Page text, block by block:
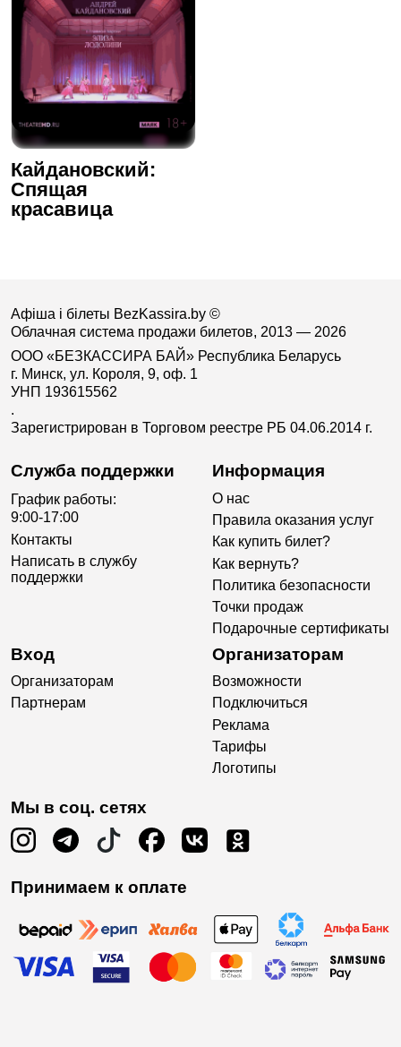
Кайдановский:
Спящая
красавица
Афіша і білеты BezKassira.by ©
Облачная система продажи билетов, 2013 — 2026
ООО «БЕЗКАССИРА БАЙ» Республика Беларусь
г. Минск, ул. Короля, 9, оф. 1
УНП 193615562
.
Зарегистрирован в Торговом реестре РБ 04.06.2014 г.
Служба поддержки
График работы:
9:00-17:00
Контакты
Написать в службу
поддержки
Информация
О нас
Правила оказания услуг
Как купить билет?
Как вернуть?
Политика безопасности
Точки продаж
Подарочные сертификаты
Вход
Организаторам
Партнерам
Организаторам
Возможности
Подключиться
Реклама
Тарифы
Логотипы
Мы в соц. сетях
Принимаем к оплате